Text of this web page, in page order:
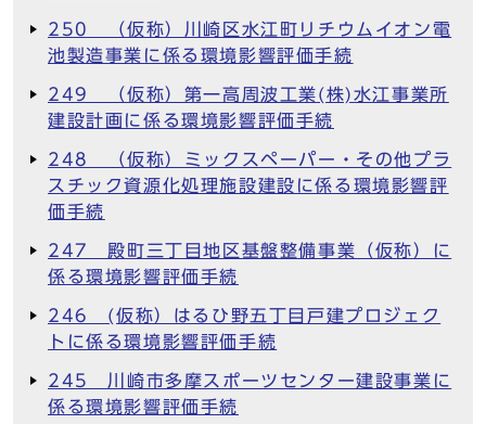
250 （仮称）川崎区水江町リチウムイオン電
池製造事業に係る環境影響評価手続
249 （仮称）第一高周波工業(株)水江事業所
建設計画に係る環境影響評価手続
248 （仮称）ミックスペーパー・その他プラ
スチック資源化処理施設建設に係る環境影響評
価手続
247 殿町三丁目地区基盤整備事業（仮称）に
係る環境影響評価手続
246 (仮称）はるひ野五丁目戸建プロジェク
トに係る環境影響評価手続
245 川崎市多摩スポーツセンター建設事業に
係る環境影響評価手続